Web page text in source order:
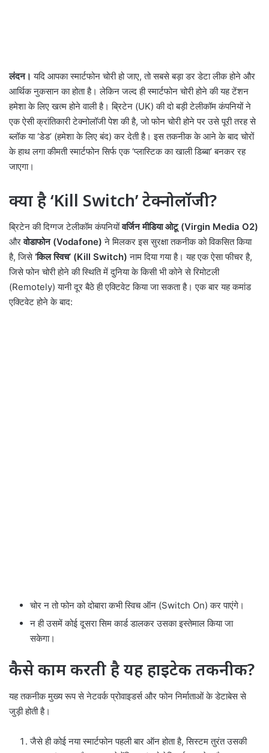
लंदन। यदि आपका स्मार्टफोन चोरी हो जाए, तो सबसे बड़ा डर डेटा लीक होने और
आर्थिक नुकसान का होता है। लेकिन जल्द ही स्मार्टफोन चोरी होने की यह टेंशन
हमेशा के लिए खत्म होने वाली है। ब्रिटेन (UK) की दो बड़ी टेलीकॉम कंपनियों ने
एक ऐसी क्रांतिकारी टेक्नोलॉजी पेश की है, जो फोन चोरी होने पर उसे पूरी तरह से
ब्लॉक या ‘डेड’ (हमेशा के लिए बंद) कर देती है। इस तकनीक के आने के बाद चोरों
के हाथ लगा कीमती स्मार्टफोन सिर्फ एक ‘प्लास्टिक का खाली डिब्बा’ बनकर रह
जाएगा।
क्या है ‘Kill Switch’ टेक्नोलॉजी?
ब्रिटेन की दिग्गज टेलीकॉम कंपनियोंवर्जिन मीडिया ओटू (Virgin Media O2)
औरवोडाफोन (Vodafone) ने मिलकर इस सुरक्षा तकनीक को विकसित किया
है, जिसे‘किल स्विच’ (Kill Switch) नाम दिया गया है। यह एक ऐसा फीचर है,
जिसे फोन चोरी होने की स्थिति में दुनिया के किसी भी कोने से रिमोटली
(Remotely) यानी दूर बैठे ही एक्टिवेट किया जा सकता है। एक बार यह कमांड
एक्टिवेट होने के बाद:
चोर न तो फोन को दोबारा कभी स्विच ऑन (Switch On) कर पाएंगे।
न ही उसमें कोई दूसरा सिम कार्ड डालकर उसका इस्तेमाल किया जा
सकेगा।
कैसे काम करती है यह हाइटेक तकनीक?
यह तकनीक मुख्य रूप से नेटवर्क प्रोवाइडर्स और फोन निर्माताओं के डेटाबेस से
जुड़ी होती है।
जैसे ही कोई नया स्मार्टफोन पहली बार ऑन होता है, सिस्टम तुरंत उसकी